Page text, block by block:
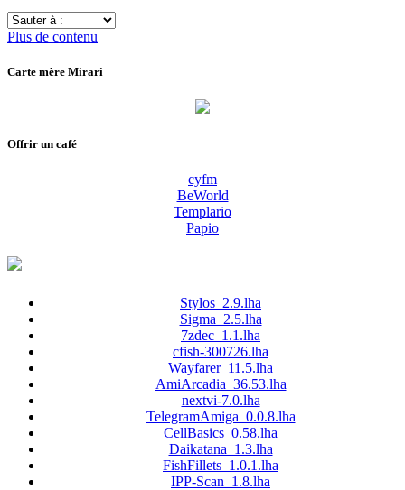
Sauter
à
Plus de contenu
Carte mère Mirari
Offrir un café
cyfm
BeWorld
Templario
Papio
Stylos_2.9.lha
Sigma_2.5.lha
7zdec_1.1.lha
cfish-300726.lha
Wayfarer_11.5.lha
AmiArcadia_36.53.lha
nextvi-7.0.lha
TelegramAmiga_0.0.8.lha
CellBasics_0.58.lha
Daikatana_1.3.lha
FishFillets_1.0.1.lha
IPP-Scan_1.8.lha